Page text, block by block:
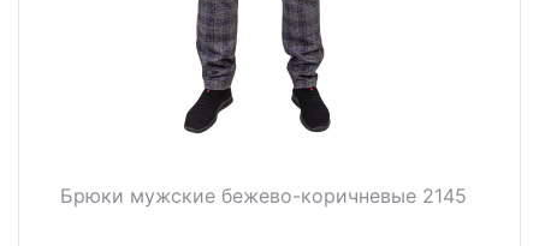
Брюки мужские бежево-коричневые 2145